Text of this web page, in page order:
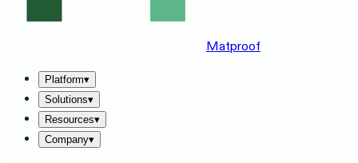
Matproof
Platform▾
Solutions▾
Resources▾
Company▾